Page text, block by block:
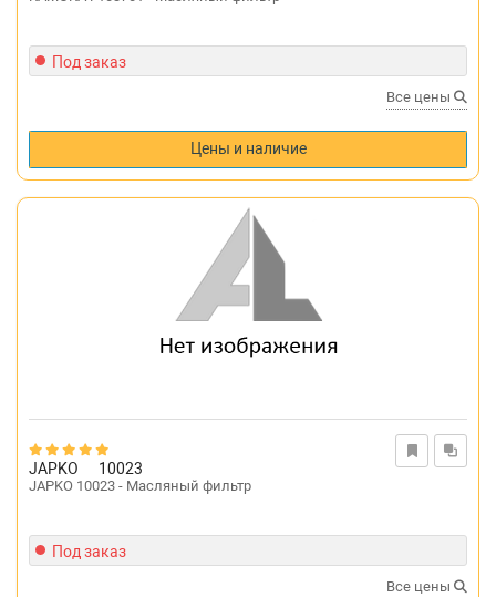
Под заказ
Все цены
Цены и наличие
JAPKO 10023
JAPKO 10023 - Масляный фильтр
Под заказ
Все цены